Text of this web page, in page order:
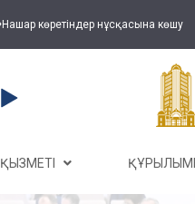
Нашар көретіндер нұсқасына көшу
ҚЫЗМЕТІ